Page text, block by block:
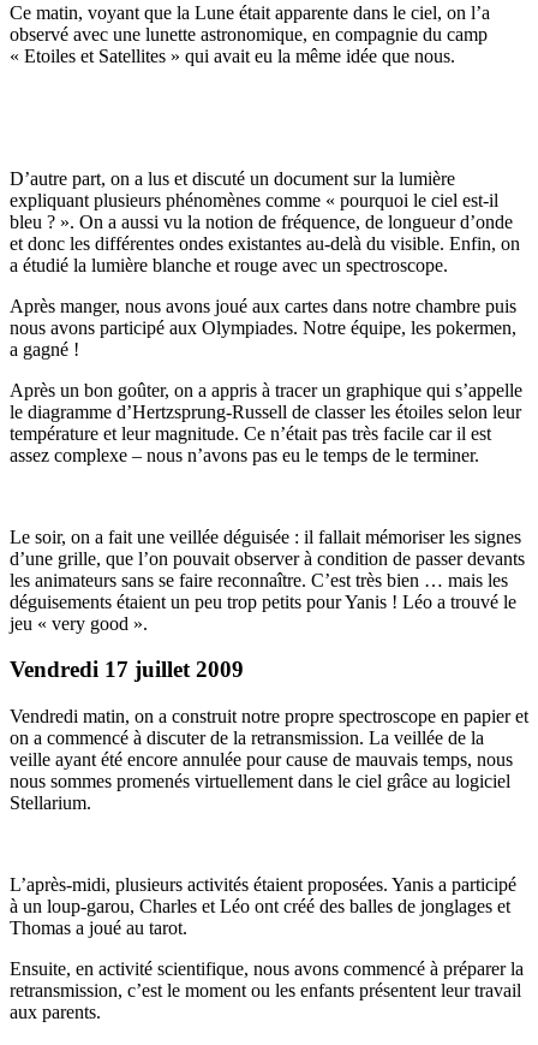
Ce matin, voyant que la Lune était apparente dans le ciel, on l’a
observé avec une lunette astronomique, en compagnie du camp
« Etoiles et Satellites » qui avait eu la même idée que nous.
D’autre part, on a lus et discuté un document sur la lumière
expliquant plusieurs phénomènes comme « pourquoi le ciel est-il
bleu ? ». On a aussi vu la notion de fréquence, de longueur d’onde
et donc les différentes ondes existantes au-delà du visible. Enfin, on
a étudié la lumière blanche et rouge avec un spectroscope.
Après manger, nous avons joué aux cartes dans notre chambre puis
nous avons participé aux Olympiades. Notre équipe, les pokermen,
a gagné !
Après un bon goûter, on a appris à tracer un graphique qui s’appelle
le diagramme d’Hertzsprung-Russell de classer les étoiles selon leur
température et leur magnitude. Ce n’était pas très facile car il est
assez complexe – nous n’avons pas eu le temps de le terminer.
Le soir, on a fait une veillée déguisée : il fallait mémoriser les signes
d’une grille, que l’on pouvait observer à condition de passer devants
les animateurs sans se faire reconnaître. C’est très bien … mais les
déguisements étaient un peu trop petits pour Yanis ! Léo a trouvé le
jeu « very good ».
Vendredi 17 juillet 2009
Vendredi matin, on a construit notre propre spectroscope en papier et
on a commencé à discuter de la retransmission. La veillée de la
veille ayant été encore annulée pour cause de mauvais temps, nous
nous sommes promenés virtuellement dans le ciel grâce au logiciel
Stellarium.
L’après-midi, plusieurs activités étaient proposées. Yanis a participé
à un loup-garou, Charles et Léo ont créé des balles de jonglages et
Thomas a joué au tarot.
Ensuite, en activité scientifique, nous avons commencé à préparer la
retransmission, c’est le moment ou les enfants présentent leur travail
aux parents.